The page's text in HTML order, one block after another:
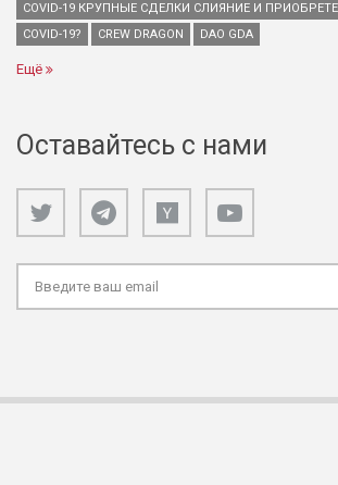
COVID-19 КРУПНЫЕ СДЕЛКИ СЛИЯНИЕ И
COVID-19?
CREW DRAGON DAO GDA
Ещё
Оставайтесь с нами